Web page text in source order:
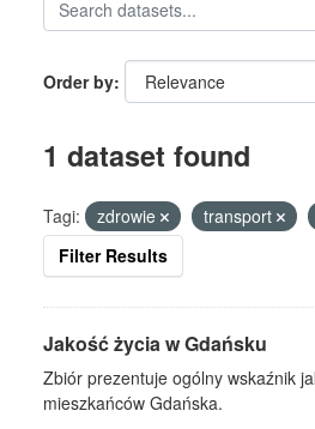
Order by
1 dataset found
Tagi: zdrowie transport
Filter Results
Jakość życia w Gdańsku
Zbiór prezentuje ogólny wskaźnik
mieszkańców Gdańska.